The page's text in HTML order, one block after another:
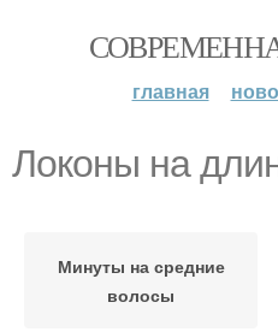
главная
Локоны на
Минуты на средние
волосы